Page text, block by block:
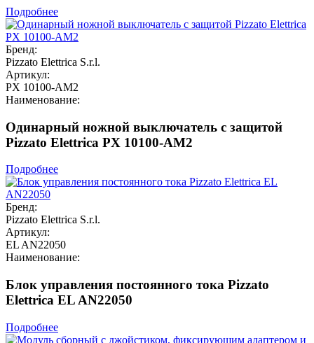
Подробнее
Бренд:
Pizzato Elettrica S.r.l.
Артикул:
PX 10100-AM2
Наименование:
Одинарный ножной выключатель с защитой
Pizzato Elettrica PX 10100-AM2
Подробнее
Бренд:
Pizzato Elettrica S.r.l.
Артикул:
EL AN22050
Наименование:
Блок управления постоянного тока Pizzato
Elettrica EL AN22050
Подробнее